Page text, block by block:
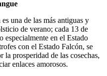
es una de las más antiguas y
de verano; cada 13 de
especialmente en el Estado
con el Estado Falcón, se
prosperidad de las cosechas,
enlaces amorosos.